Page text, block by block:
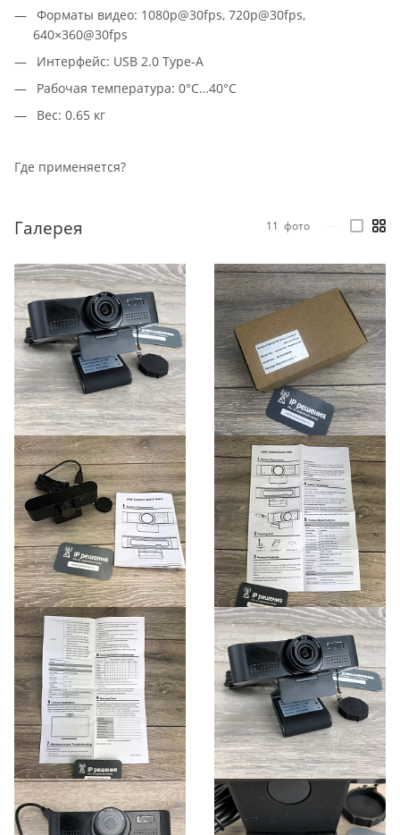
Форматы видео: 1080p@30fps, 720p@30fps,
640×360@30fps
Интерфейс: USB 2.0 Type-A
Рабочая температура: 0°C…40°C
Вес: 0.65 кг
Где применяется?
Галерея 11 фото